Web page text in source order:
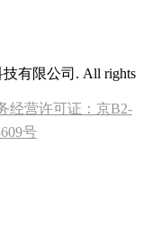
有限公司. All rights
经营许可证：京B2-
号